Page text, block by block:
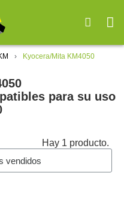
Kyocera/Mita KM4050
para su uso
Hay 1 producto.